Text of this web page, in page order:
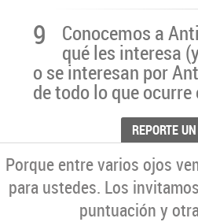
9 Conocemos a
qué les interesa
o se interesan por
de todo lo que
REPORTE
Porque entre varios ojos
para ustedes. Los
puntuación y